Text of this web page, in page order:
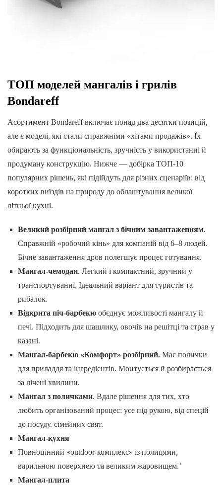
ТОП моделей мангалів і грилів
Bondareff
Асортимент Bondareff включає понад два десятки позицій,
але є моделі, які стали справжніми «хітами продажів». Їх
обирають за функціональність, зручність у використанні й
продуману конструкцію. Нижче — добірка ТОП-10
популярних рішень, які підійдуть для різних сценаріїв: від
коротких виїздів на природу до облаштування великої
літньої кухні.
Великий розбірний мангал з бічним завантаженням.
Справжній «робочий кінь» для компаній від 6–8 людей.
Бічне завантаження дров полегшує процес готування.
Мангал-чемодан. Легкий і компактний, зручний у
транспортуванні. Ідеальний варіант для туристів та
рибалок.
Відкрита піч-барбекюобєднує можливості мангалу й
печі. Підходить для шашлику, овочів на решітці та страв у
казані.
Мангал-барбекю «Комфорт» розбірний. Має полички
для приладдя та інгредієнтів. Монтується й розбирається
за лічені хвилини.
Мангал з поличками. Вдале рішення для тих, хто
любить організований процес: усе під рукою, від спецій
до посуду. сімейних свят.
Мангал-кухня
Повноцінний «outdoor-комплекс» із полицями,
варильною поверхнею та великим жаровищем.ʼ
Мангал-плита